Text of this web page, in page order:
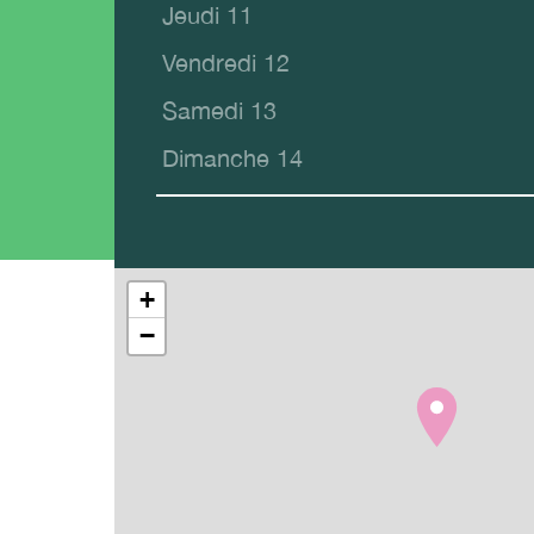
Jeudi 11
Vendredi 12
Samedi 13
Dimanche 14
+
−